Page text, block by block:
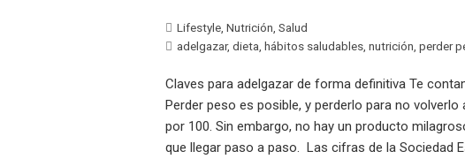
Lifestyle Nutrición Salud
adelgazar, dieta hábitos saludables nutrición perder
Claves para adelgazar de forma definitiva Te
Perder peso es posible, y perderlo para no
por 100. Sin embargo, no hay un producto
que llegar paso a paso. Las cifras de la Sociedad